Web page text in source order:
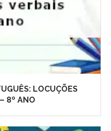
LOCUÇÕES
8º ANO